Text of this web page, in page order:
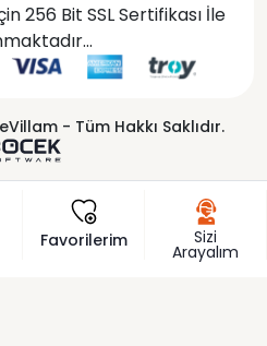
256 Bit SSL Sertifikası İle
- Tüm Hakkı Saklıdır.
Favorilerim Sizi
Arayalım